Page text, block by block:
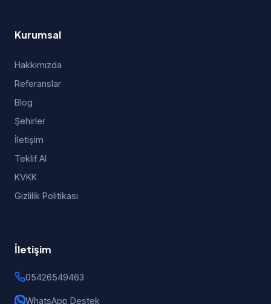
Kurumsal
Hakkımızda
Referanslar
Blog
Şehirler
İletişim
Teklif Al
KVKK
Gizlilik Politikası
İletişim
05426549463
WhatsApp Destek